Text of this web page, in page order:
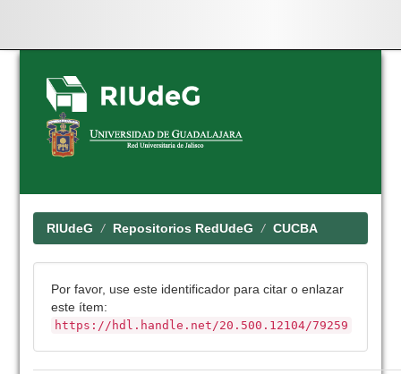
Skip
navigation
RIUdeG Repositorios RedUdeG CUCBA
Por favor, use este identificador para citar o enlazar
este ítem:
https://hdl.handle.net/20.500.12104/79259